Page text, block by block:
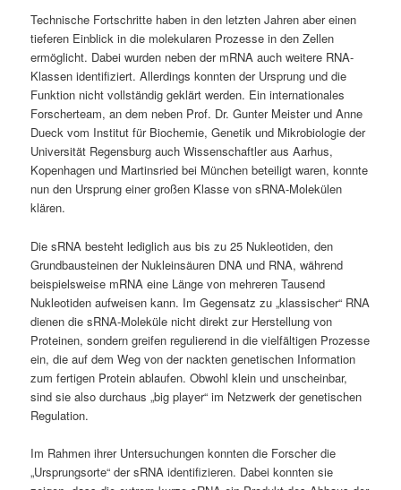
Technische Fortschritte haben in den letzten Jahren aber einen
tieferen Einblick in die molekularen Prozesse in den Zellen
ermöglicht. Dabei wurden neben der mRNA auch weitere RNA-
Klassen identifiziert. Allerdings konnten der Ursprung und die
Funktion nicht vollständig geklärt werden. Ein internationales
Forscherteam, an dem neben Prof. Dr. Gunter Meister und Anne
Dueck vom Institut für Biochemie, Genetik und Mikrobiologie der
Universität Regensburg auch Wissenschaftler aus Aarhus,
Kopenhagen und Martinsried bei München beteiligt waren, konnte
nun den Ursprung einer großen Klasse von sRNA-Molekülen
klären.
Die sRNA besteht lediglich aus bis zu 25 Nukleotiden, den
Grundbausteinen der Nukleinsäuren DNA und RNA, während
beispielsweise mRNA eine Länge von mehreren Tausend
Nukleotiden aufweisen kann. Im Gegensatz zu „klassischer“ RNA
dienen die sRNA-Moleküle nicht direkt zur Herstellung von
Proteinen, sondern greifen regulierend in die vielfältigen Prozesse
ein, die auf dem Weg von der nackten genetischen Information
zum fertigen Protein ablaufen. Obwohl klein und unscheinbar,
sind sie also durchaus „big player“ im Netzwerk der genetischen
Regulation.
Im Rahmen ihrer Untersuchungen konnten die Forscher die
„Ursprungsorte“ der sRNA identifizieren. Dabei konnten sie